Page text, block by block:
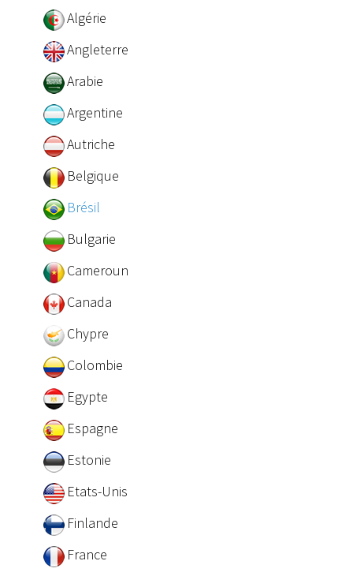
Algérie
Angleterre
Arabie
Argentine
Autriche
Belgique
Brésil
Bulgarie
Cameroun
Canada
Chypre
Colombie
Egypte
Espagne
Estonie
Etats-Unis
Finlande
France